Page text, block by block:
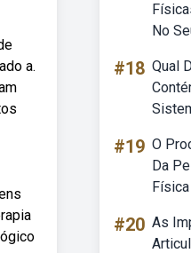
a.
No
#18 Qual
#19 O
Da
#20 As